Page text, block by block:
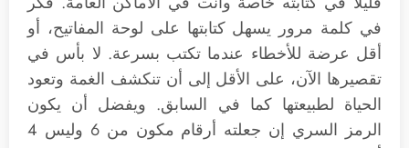
في كلمة مرور يسهل كتابتها على لوحة المفاتيح، أو
أقل عرضة للأخطاء عندما تكتب بسرعة. لا بأس في
تقصيرها الآن، على الأقل إلى أن تنكشف الغمة وتعود
الحياة لطبيعتها كما في السابق. ويفضل أن يكون
الرمز السري إن جعلته أرقام مكون من 6 وليس 4